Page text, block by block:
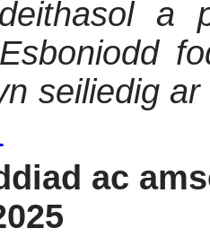
a
seiliedig
ac